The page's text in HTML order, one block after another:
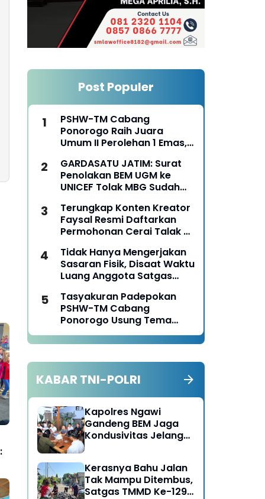
Post Populer
PSHW-TM Cabang
Ponorogo Raih Juara
Umum II Perolehan 1 Emas,
pada Kejurkab IPSI
Ponorogo Tahun 2026
GARDASATU JATIM: Surat
Penolakan BEM UGM ke
UNICEF Tolak MBG Sudah
Terungkap Konten Kreator
Faysal Resmi Daftarkan
Permohonan Cerai Talak Di
Ponorogo
Tidak Hanya Mengerjakan
Sasaran Fisik, Disaat Waktu
Luang Anggota Satgas
Tangan Bantu Warga
Panen Jagung
Tasyakuran Padepokan
PSHW-TM Cabang
Ponorogo Usung Tema
Bersatu dalam
Persaudaraan, Berkarya
Tanggungjawab
KABAR TNI-POLRI
Kapolres Ngawi
Gandeng BEM Jaga
Kondusivitas Jelang
Kerasnya Bahu Jalan
Tak Mampu Ditembus,
Satgas TMMD Ke-129